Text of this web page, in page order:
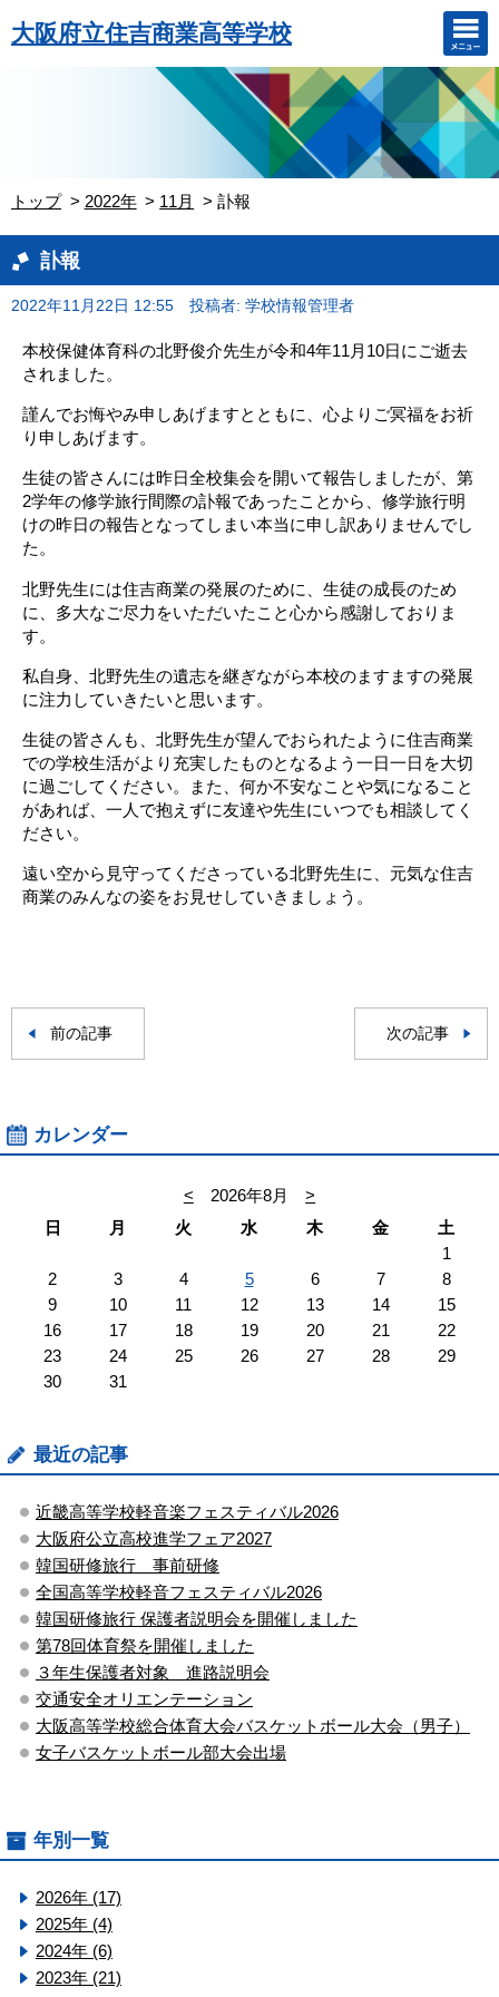
大阪府立住吉商業高等学校
トップ 2022年 11月 訃報
訃報
2022年11月22日 12:55 投稿者: 学校情報管理者
本校保健体育科の北野俊介先生が令和4年11月10日にご逝去
されました。
謹んでお悔やみ申しあげますとともに、心よりご冥福をお祈
り申しあげます。
生徒の皆さんには昨日全校集会を開いて報告しましたが、第
2学年の修学旅行間際の訃報であったことから、修学旅行明
けの昨日の報告となってしまい本当に申し訳ありませんでし
た。
北野先生には住吉商業の発展のために、生徒の成長のため
に、多大なご尽力をいただいたこと心から感謝しておりま
す。
私自身、北野先生の遺志を継ぎながら本校のますますの発展
に注力していきたいと思います。
生徒の皆さんも、北野先生が望んでおられたように住吉商業
での学校生活がより充実したものとなるよう一日一日を大切
に過ごしてください。また、何か不安なことや気になること
があれば、一人で抱えずに友達や先生にいつでも相談してく
ださい。
遠い空から見守ってくださっている北野先生に、元気な住吉
商業のみんなの姿をお見せしていきましょう。
前の記事 次の記事
カレンダー
< 2026年8月
>
日
月 火 水 木 金
土
1
2
3 4 5 6 7
8
9
10 11 12 13 14
15
16
17 18 19 20 21
22
23
24 25 26 27 28
29
30
31
最近の記事
近畿高等学校軽音楽フェスティバル2026
大阪府公立高校進学フェア2027
韓国研修旅行 事前研修
全国高等学校軽音フェスティバル2026
韓国研修旅行 保護者説明会を開催しました
第78回体育祭を開催しました
３年生保護者対象 進路説明会
交通安全オリエンテーション
大阪高等学校総合体育大会バスケットボール大会（男子）
女子バスケットボール部大会出場
年別一覧
2026年 (17)
2025年 (4)
2024年 (6)
2023年 (21)